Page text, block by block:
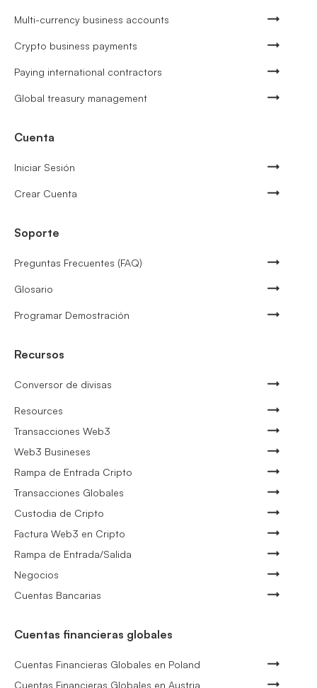
Multi-currency business accounts
Crypto business payments
Paying international contractors
Global treasury management
Cuenta
Iniciar Sesión
Crear Cuenta
Soporte
Preguntas Frecuentes (FAQ)
Glosario
Programar Demostración
Recursos
Conversor de divisas
Resources
Transacciones Web3
Web3 Busineses
Rampa de Entrada Cripto
Transacciones Globales
Custodia de Cripto
Factura Web3 en Cripto
Rampa de Entrada/Salida
Negocios
Cuentas Bancarias
Cuentas financieras globales
Cuentas Financieras Globales en Poland
Cuentas Financieras Globales en Austria